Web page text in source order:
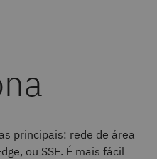
principais: rede de área
ou SSE. É mais fácil